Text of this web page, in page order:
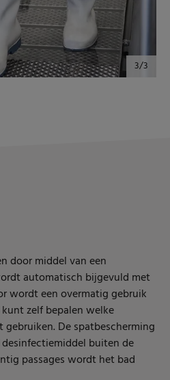
door middel van een
automatisch bijgevuld met
wordt een overmatig gebruik
zelf bepalen welke
De spatbescherming
buiten de
passages wordt het bad